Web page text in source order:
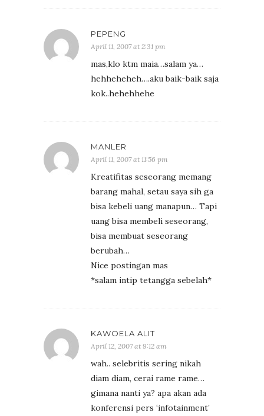
PEPENG
April 11, 2007 at 2:31 pm
mas,klo ktm maia…salam ya…
hehheheheh….aku baik-baik saja
kok..hehehhehe
MANLER
April 11, 2007 at 11:56 pm
Kreatifitas seseorang memang
barang mahal, setau saya sih ga
bisa kebeli uang manapun… Tapi
uang bisa membeli seseorang,
bisa membuat seseorang
berubah…
Nice postingan mas
*salam intip tetangga sebelah*
KAWOELA ALIT
April 12, 2007 at 9:12 am
wah.. selebritis sering nikah
diam diam, cerai rame rame…
gimana nanti ya? apa akan ada
konferensi pers ‘infotainment’